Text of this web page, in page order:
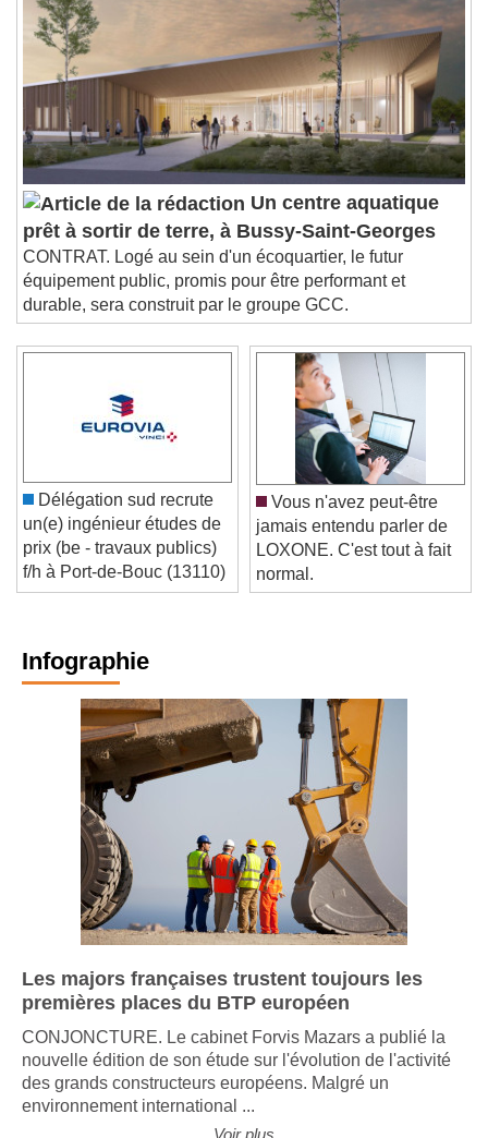
Un centre aquatique
prêt à sortir de terre, à Bussy-Saint-Georges
CONTRAT. Logé au sein d'un écoquartier, le futur
équipement public, promis pour être performant et
durable, sera construit par le groupe GCC.
Délégation sud recrute
un(e) ingénieur études de
prix (be - travaux publics)
f/h à Port-de-Bouc (13110)
Vous n'avez peut-être
jamais entendu parler de
LOXONE. C'est tout à fait
normal.
Infographie
Les majors françaises trustent toujours les
premières places du BTP européen
CONJONCTURE. Le cabinet Forvis Mazars a publié la
nouvelle édition de son étude sur l'évolution de l'activité
des grands constructeurs européens. Malgré un